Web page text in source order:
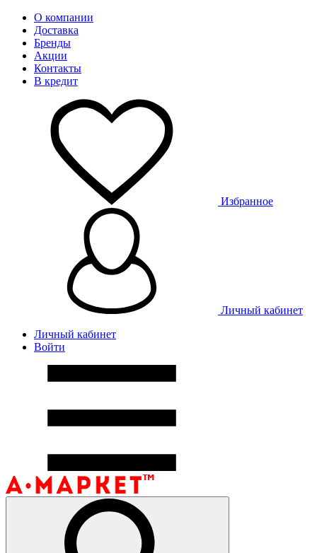
О компании
Доставка
Бренды
Акции
Контакты
В кредит
Избранное
Личный кабинет
Личный кабинет
Войти